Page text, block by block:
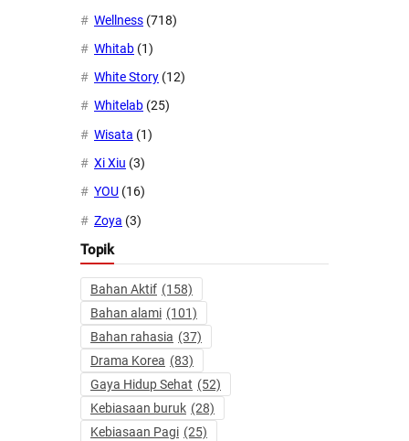
Wellness (718)
Whitab (1)
White Story (12)
Whitelab (25)
Wisata (1)
Xi Xiu (3)
YOU (16)
Zoya (3)
Topik
Bahan Aktif (158)
Bahan alami (101)
Bahan rahasia (37)
Drama Korea (83)
Gaya Hidup Sehat (52)
Kebiasaan buruk (28)
Kebiasaan Pagi (25)